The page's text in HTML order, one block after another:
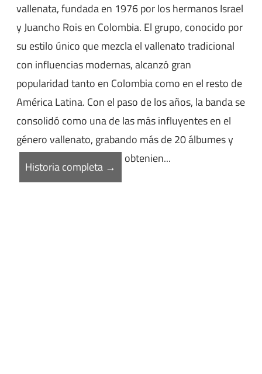
vallenata, fundada en 1976 por los hermanos Israel
y Juancho Rois en Colombia. El grupo, conocido por
su estilo único que mezcla el vallenato tradicional
con influencias modernas, alcanzó gran
popularidad tanto en Colombia como en el resto de
América Latina. Con el paso de los años, la banda se
consolidó como una de las más influyentes en el
género vallenato, grabando más de 20 álbumes y
obtenien...
Historia completa →